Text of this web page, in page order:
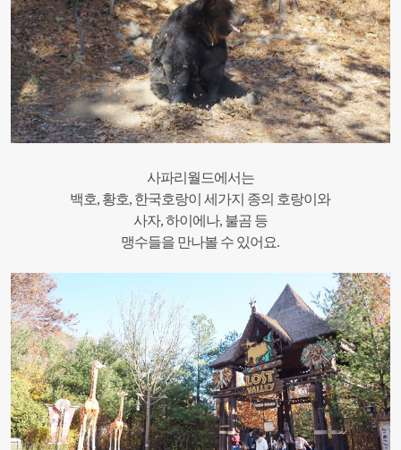
사파리월드에서는
백호, 황호, 한국호랑이 세가지 종의 호랑이와
사자, 하이에나, 불곰 등
맹수들을 만나볼 수 있어요.